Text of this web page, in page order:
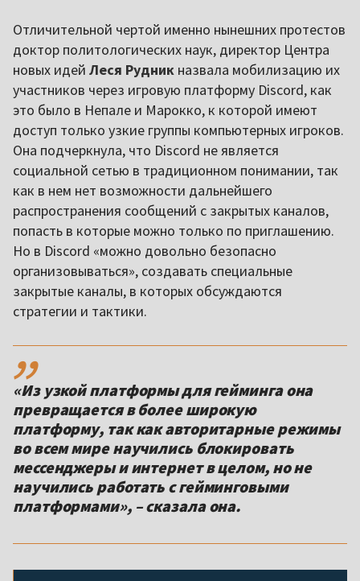
Отличительной чертой именно нынешних протестов
доктор политологических наук, директор Центра
новых идей Леся Рудник назвала мобилизацию их
участников через игровую платформу Discord, как
это было в Непале и Марокко, к которой имеют
доступ только узкие группы компьютерных игроков.
Она подчеркнула, что Discord не является
социальной сетью в традиционном понимании, так
как в нем нет возможности дальнейшего
распространения сообщений с закрытых каналов,
попасть в которые можно только по приглашению.
Но в Discord «можно довольно безопасно
организовываться», создавать специальные
закрытые каналы, в которых обсуждаются
стратегии и тактики.
,,
«Из узкой платформы для гейминга она
превращается в более широкую
платформу, так как авторитарные режимы
во всем мире научились блокировать
мессенджеры и интернет в целом, но не
научились работать с гейминговыми
платформами», – сказала она.